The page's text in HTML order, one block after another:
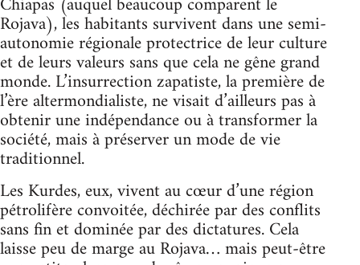
Rojava), les habitants survivent dans une semi-
autonomie régionale protectrice de leur culture
et de leurs valeurs sans que cela ne gêne grand
monde. L’insurrection zapatiste, la première de
l’ère altermondialiste, ne visait d’ailleurs pas à
obtenir une indépendance ou à transformer la
société, mais à préserver un mode de vie
traditionnel.
Les Kurdes, eux, vivent au cœur d’une région
pétrolifère convoitée, déchirée par des conflits
sans fin et dominée par des dictatures. Cela
laisse peu de marge au Rojava… mais peut-être